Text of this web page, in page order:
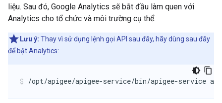
liệu. Sau đó, Google Analytics sẽ bắt đầu làm quen với
Analytics cho tổ chức và môi trường cụ thể.
Lưu ý: Thay vì sử dụng lệnh gọi API sau đây, hãy dùng sau đây
để bật Analytics:
/opt/apigee/apigee-service/bin/apigee-service